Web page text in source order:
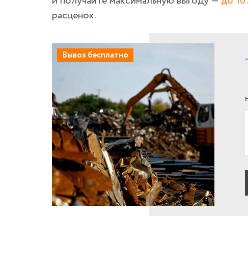
расценок.
Вывоз бесплатно